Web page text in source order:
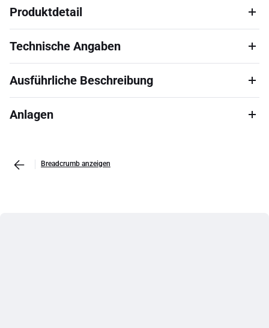
Produktdetail
Technische Angaben
Ausführliche Beschreibung
Anlagen
Breadcrumb anzeigen